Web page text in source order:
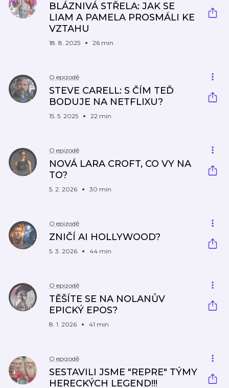
BLÁZNIVÁ STŘELA: JAK SE
LIAM A PAMELA PROSMÁLI KE
VZTAHU
18. 8. 2025 26 min
O epizodě
STEVE CARELL: S ČÍM TEĎ
BODUJE NA NETFLIXU?
15. 5. 2025 22 min
O epizodě
NOVÁ LARA CROFT, CO VY NA
TO?
5. 2. 2026 30 min
O epizodě
ZNIČÍ AI HOLLYWOOD?
5. 3. 2026 44 min
O epizodě
TĚŠÍTE SE NA NOLANŮV
EPICKÝ EPOS?
8. 1. 2026 41 min
O epizodě
SESTAVILI JSME "REPRE" TÝMY
HERECKÝCH LEGEND!!!